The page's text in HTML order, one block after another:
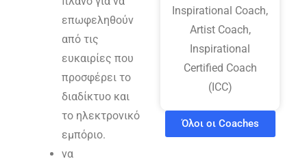
επωφεληθούν
από τις
ευκαιρίες που
προσφέρει το
διαδίκτυο και
το ηλεκτρονικό
εμπόριο.
να
Inspirational Coach,
Artist Coach,
Inspirational
Certified Coach
(ICC)
Όλοι οι Coaches